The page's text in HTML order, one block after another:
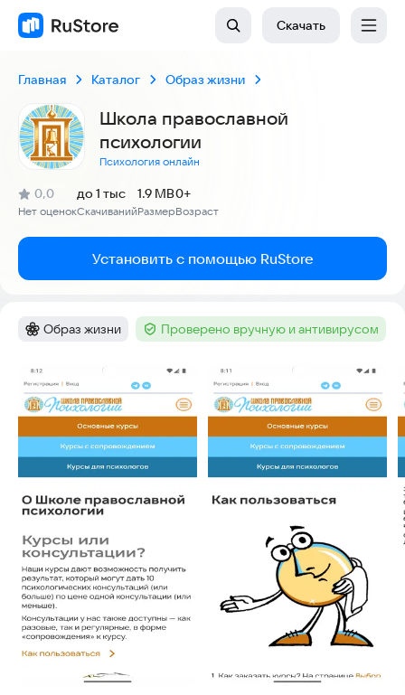
Скачать
Главная Каталог Образ жизни
Школа православной
психологии
Психология онлайн
Рейтинг:
0,0
(
Нет оценок
)
Скачиваний
до 1 тыс
Размер
1.9 MB
Возраст
0+
Установить с помощью RuStore
Категория:
Образ жизни Тег :Проверено вручную и антивирусом
Скриншоты